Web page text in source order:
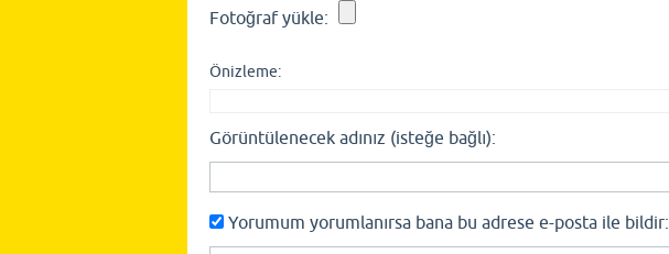
Fotoğraf yükle:
Önizleme:
Görüntülenecek adınız (isteğe bağlı):
Yorumum yorumlanırsa bana bu adrese e-posta ile bildir: